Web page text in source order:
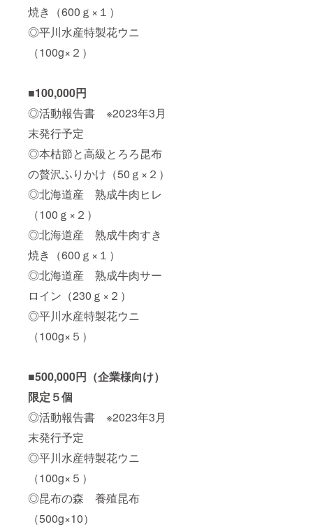
焼き（600ｇ×１）
◎平川水産特製花ウニ
（100g×２）
■100,000円
◎活動報告書 ※2023年3月
末発行予定
◎本枯節と高級とろろ昆布
の贅沢ふりかけ（50ｇ×２）
◎北海道産 熟成牛肉ヒレ
（100ｇ×２）
◎北海道産 熟成牛肉すき
焼き（600ｇ×１）
◎北海道産 熟成牛肉サー
ロイン（230ｇ×２）
◎平川水産特製花ウニ
（100g×５）
■500,000円（企業様向け）
限定５個
◎活動報告書 ※2023年3月
末発行予定
◎平川水産特製花ウニ
（100g×５）
◎昆布の森 養殖昆布
（500g×10）